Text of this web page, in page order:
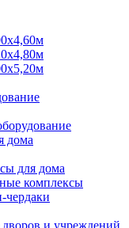
дома
для дома
комплексы
чердаки
и учреждений